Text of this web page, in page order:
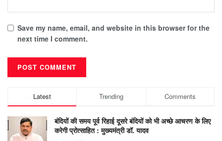
Save my name, email, and website in this browser for the
next time I comment.
Latest Trending Comments
बंदियों की समय पूर्व रिहाई दूसरे बंदियों को भी अच्छे आचरण के लिए
करेगी प्रोत्साहित : मुख्यमंत्री डॉ. यादव